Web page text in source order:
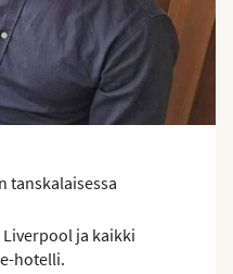
tanskalaisessa
ja kaikki
hotelli.